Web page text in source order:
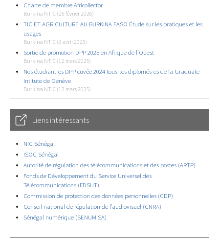
Charte de membre Africollector
Burkina NTIC (25 février 2026)
TIC ET AGRICULTURE AU BURKINA FASO Étude sur les pratiques et les
usages
Burkina NTIC (9 avril 2025)
Sortie de promotion DPP 2025 en Afrique de l’Ouest
Burkina NTIC (12 mars 2025)
Nos étudiant-es DPP cuvée 2024 tous-tes diplomés-es de la Graduate
Intitute de Genève
Burkina NTIC (12 mars 2025)
Liens intéressants
NIC Sénégal
ISOC Sénégal
Autorité de régulation des télécommunications et des postes (ARTP)
Fonds de Développement du Service Universel des
Télécommunications (FDSUT)
Commission de protection des données personnelles (CDP)
Conseil national de régulation de l’audiovisuel (CNRA)
Sénégal numérique (SENUM SA)